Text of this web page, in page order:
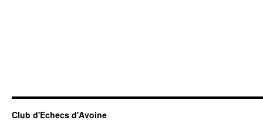
Club d'Echecs d'Avoine